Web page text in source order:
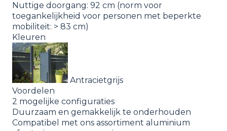
Nuttige doorgang: 92 cm (norm voor
toegankelijkheid voor personen met beperkte
mobiliteit: > 83 cm)
Kleuren
Antracietgrijs
Voordelen
2 mogelijke configuraties
Duurzaam en gemakkelijk te onderhouden
Compatibel met ons assortiment aluminium